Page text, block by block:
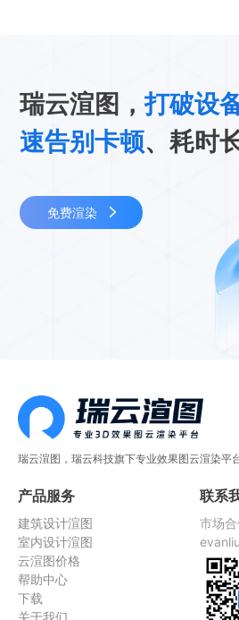
瑞云渲图，打破设
速告别卡顿、耗时
免费渲染
瑞云渲图，瑞云科技旗下专业效果图云渲染平
产品服务
建筑设计渲图
室内设计渲图
云渲图价格
帮助中心
下载
关于我们
联系
市场